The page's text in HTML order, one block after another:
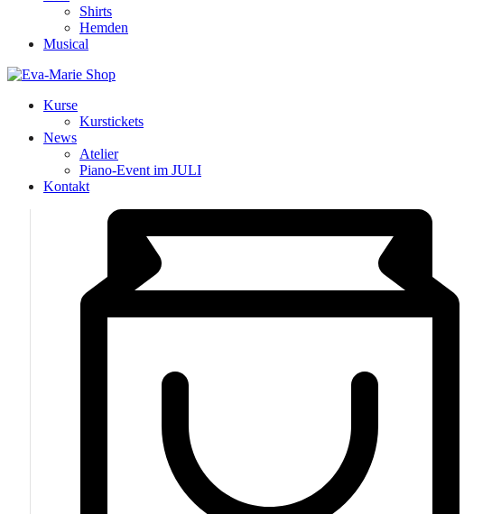
Shirts
Hemden
Musical
Kurse
Kurstickets
News
Atelier
Piano-Event im JULI
Kontakt